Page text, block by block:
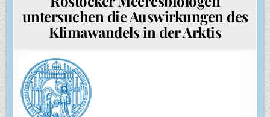
untersuchen die Auswirkungen des
Klimawandels in der Arktis